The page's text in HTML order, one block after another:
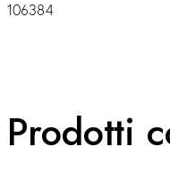
106384
Prodotti